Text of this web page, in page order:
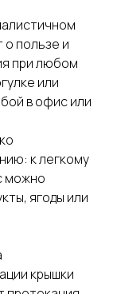
о пользе и
при любом
или
в офис или
к легкому
можно
ягоды или
крышки